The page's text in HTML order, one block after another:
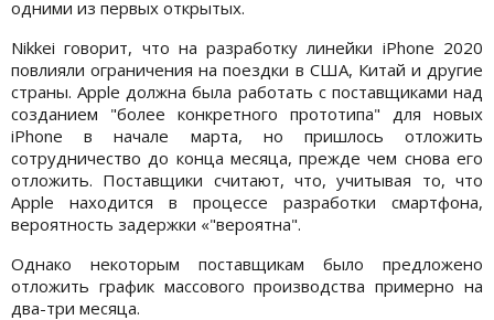
одними из первых открытых.
Nikkei говорит, что на разработку линейки iPhone 2020
повлияли ограничения на поездки в США, Китай и другие
страны. Apple должна была работать с поставщиками над
созданием "более конкретного прототипа" для новых
iPhone в начале марта, но пришлось отложить
сотрудничество до конца месяца, прежде чем снова его
отложить. Поставщики считают, что, учитывая то, что
Apple находится в процессе разработки смартфона,
вероятность задержки «"вероятна".
Однако некоторым поставщикам было предложено
отложить график массового производства примерно на
два-три месяца.